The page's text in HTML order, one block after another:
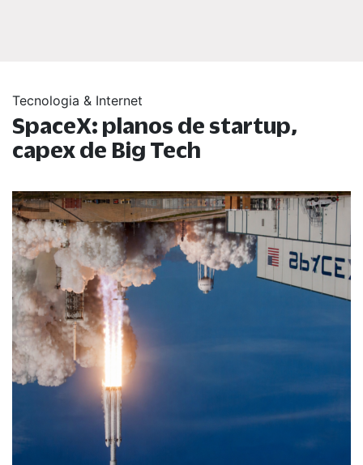
Tecnologia & Internet
SpaceX: planos de startup,
capex de Big Tech